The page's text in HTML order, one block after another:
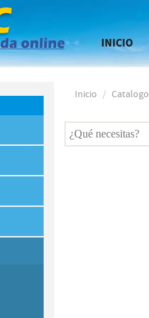
INICIO
Inicio Catalogo